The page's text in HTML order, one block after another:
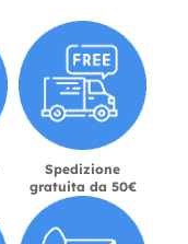
Spedizione
gratuita da 50€